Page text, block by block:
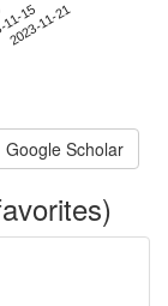
15
2023-11-21
Google Scholar